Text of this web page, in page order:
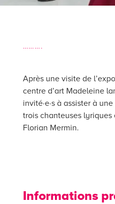
……….
Après une visite de
centre d’art Madeleine
invité·e·s à assister à
trois chanteuses lyriques
Florian Mermin.
Informations